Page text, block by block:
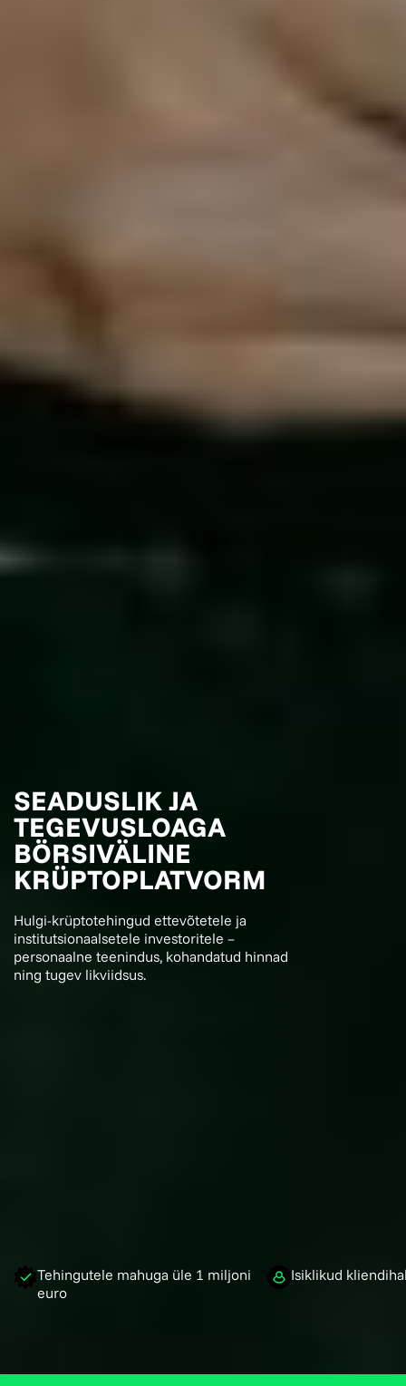
SEADUSLIK JA
TEGEVUSLOAGA
BÖRSIVÄLINE
KRÜPTOPLATVORM
Hulgi-krüptotehingud ettevõtetele ja
institutsionaalsetele investoritele –
personaalne teenindus, kohandatud hinnad
ning tugev likviidsus.
Tehingutele mahuga üle 1 miljoni
euro
Isiklikud